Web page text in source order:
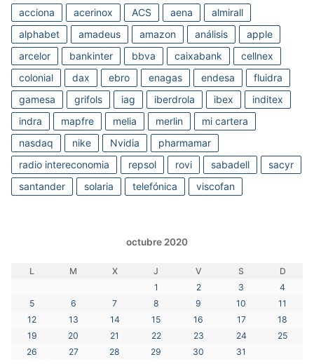
acciona acerinox ACS aena
almirall
alphabet
amadeus amazon análisis
apple
arcelor
bankinter bbva caixabank
cellnex
colonial
dax ebro enagas endesa
fluidra
gamesa
grifols iag iberdrola ibex
inditex
indra
mapfre melia merlin
mi cartera
nasdaq
nike Nvidia
pharmamar
radio intereconomia
repsol rovi sabadell
sacyr
santander
solaria telefónica viscofan
octubre 2020
L M X J V S
D
1
2 3
4
5
6 7 8 9 10
11
12
13 14 15 16 17
18
19
20 21 22 23 24
25
26
27 28 29 30 31